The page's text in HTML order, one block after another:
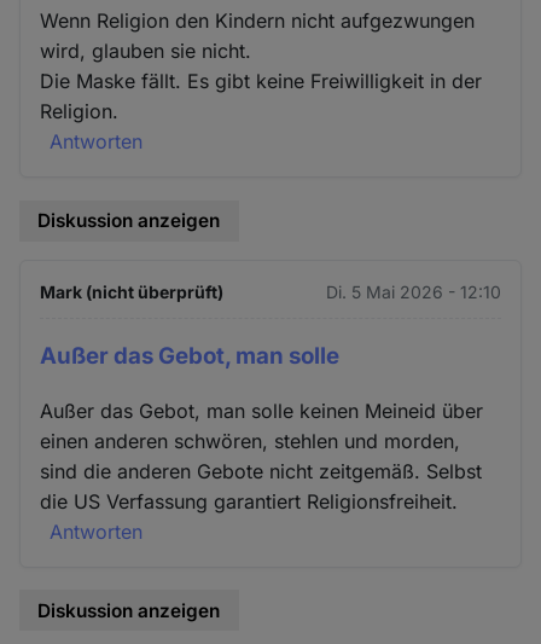
Wenn Religion den Kindern nicht aufgezwungen
wird, glauben sie nicht.
Die Maske fällt. Es gibt keine Freiwilligkeit in der
Religion.
Antworten
Diskussion anzeigen
Mark (nicht überprüft) Di. 5 Mai 2026 - 12:10
Außer das Gebot, man solle
Außer das Gebot, man solle keinen Meineid über
einen anderen schwören, stehlen und morden,
sind die anderen Gebote nicht zeitgemäß. Selbst
die US Verfassung garantiert Religionsfreiheit.
Antworten
Diskussion anzeigen
Cookies